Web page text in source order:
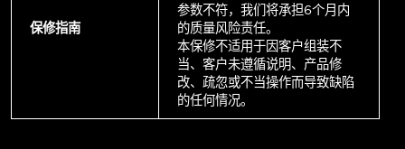
保修指南
参数不符，我们将承担6个月内
的质量风险责任。
本保修不适用于因客户组装不
当、客户未遵循说明、产品修
改、疏忽或不当操作而导致缺陷
的任何情况。